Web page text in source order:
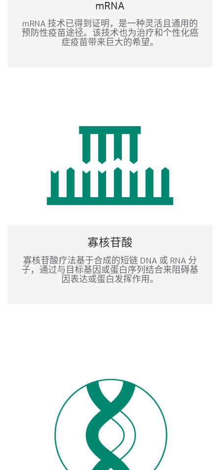
mRNA
mRNA 技术已得到证明，是一种灵活且通用的
预防性疫苗途径。该技术也为治疗和个性化癌
症疫苗带来巨大的希望。
寡核苷酸
寡核苷酸疗法基于合成的短链 DNA 或 RNA 分
子，通过与目标基因或蛋白序列结合来阻碍基
因表达或蛋白发挥作用。